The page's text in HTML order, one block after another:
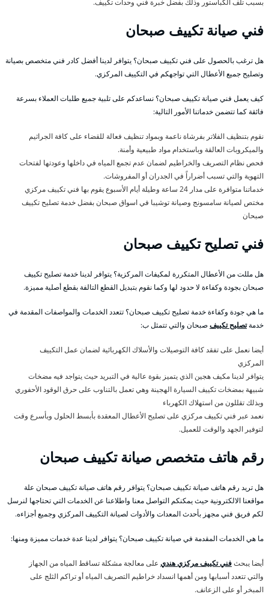
بسبب تلف الكباستور وذلك بفضل خبرة فني وحدات تكييف.
فني صيانة تكييف صبحان
هل ترغب بالحصول على فني تكييف صبحان؟ يتوافر لدينا أفضل كادر فني متخصص بصيانة
وتصليح جميع الأعطال التي تواجهكم في التكييف المركزي.
كيف يعمل فني صيانة تكييف صبحان؟ نساعدكم على تلبية جميع طلبات العملاء بسرعة
فائقة كما تتضمن خدماتنا الأمور التالية:
نقوم بتنظيف الفلاتر بفرشاة ناعمة وبمواد تنظيف فعالة للقضاء على كافة الجراثيم
والميكروبات العالقة وباستخدام مواد طبيعية وأمنة.
فحص نظام التصريف والخراطيم لضمان عدم تجمع المياه في داخلها وعودتها لفتحات
التهوية والتي تسبب أضراراً في الجدران أو المفروشات.
خدماتنا متوافرة على مدار 24 ساعة وطيلة أيام الأسبوع يقوم بها فني تكييف مركزي
مختص لصيانة سامسونج وصيانة توشيبا في اسواق صبحان بفضل خدمة تصليح تكييف
صبحان
فني تصليح تكييف صبحان
هل مللت من الأعطال المتكررة لمكيفات المركزية؟ يتوافر لدينا خدمة تصليح تكييف
صبحان بجودة وكفاءة لا حدود لها وكما نقوم بتبديل القطع التالفة بقطع أصلية مميزة.
ما هي جودة وكفاءة خدمة تصليح تكييف صبحان؟ تتعدد الخدمات والمواصفات المقدمة في
خدمةتصليح تكييفصبحان والتي تتمثل ب:
أيضا نعمل على تفقد كافة التوصيلات والأسلاك الكهربائية لضمان عمل التكييف
المركزي
يتوافر لدينا مكيف هجين الذي يتميز بقوة عالية في التبريد حيث يتواجد فيه مضخات
شبيهة بمضخات تكييف السيارة الهجينة وهي تعمل بالتناوب على حرق الوقود الأحفوري
وبذلك تقللون من استهلاك الكهرباء
نعمد عبر فني تكييف مركزي على تصليح الأعطال المعقدة بأبسط الحلول وبأسرع وقت
لتوفير الجهد والوقت للعميل.
رقم هاتف متخصص صيانة تكييف صبحان
هل تريد رقم هاتف صيانة تكييف صبحان؟ يتوافر رقم هاتف صيانة تكييف صبحان علة
مواقعنا الالكترونية حيث يمكنكم التواصل معنا واطلاعنا عن الخدمات التي تحتاجها لنرسل
لكم فريق فني مجهز بأحدث المعدات والأدوات لصيانة التكييف المركزي وجميع أجزاءه.
ما هي الخدمات المقدمة في صيانة تكييف صبحان؟ يتوافر لدينا عدة خدمات مميزة ومنها:
أيضا يبحثفني تكييف مركزي هندي على معالجة مشكلة تساقط المياه من الجهاز
والتي تتعدد أسبابها ومن أهمها انسداد خراطيم التصريف المياه أو تراكم الثلج على
المبخر أو على الزعانف.